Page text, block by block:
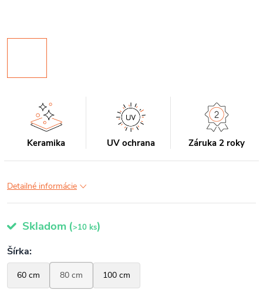
Keramika UV ochrana Záruka 2 roky
Detailné informácie
Skladom (>10 ks)